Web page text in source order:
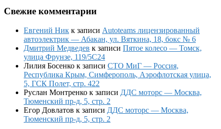
Свежие комментарии
Евгений Ник к записи Autoteams лицензированный
автоэлектрик — Абакан, ул. Вяткина, 18, бокс № 6
Дмитрий Медведев к записи Пятое колесо — Томск,
улица Фрунзе, 119/5С24
Лилия Босенко к записи СТО МиГ — Россия,
Республика Крым, Симферополь, Аэрофлотская улица,
5, ГСК Полет, стр. 422
Руслан Монтренко к записи ДДС моторс — Москва,
Тюменский пр-д, 5, стр. 2
Егор Довлатов к записи ДДС моторс — Москва,
Тюменский пр-д, 5, стр. 2